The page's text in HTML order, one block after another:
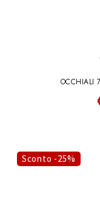
OCCHIALI
Sconto -25%